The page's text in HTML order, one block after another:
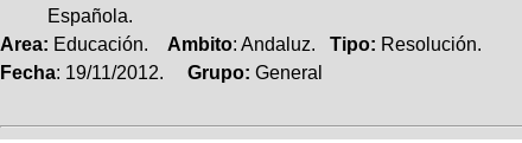
Española.
Area: Educación. Ambito: Andaluz. Tipo: Resolución.
Fecha: 19/11/2012. Grupo: General